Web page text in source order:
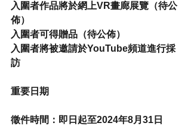
入圍者作品將於網上VR畫廊展覽（待公
佈）
入圍者可得贈品（待公佈）
入圍者將被邀請於YouTube頻道進行採
訪
重要日期
徵件時間：即日起至2024年8月31日